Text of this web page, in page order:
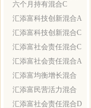
六个月持有混合C
汇添富科技创新混合A
汇添富科技创新混合C
汇添富社会责任混合C
汇添富社会责任混合A
汇添富均衡增长混合
汇添富民营活力混合
汇添富社会责任混合D